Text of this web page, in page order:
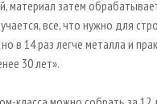
затем
все, что нужно для
в 14 раз легче металла и
30 лет».